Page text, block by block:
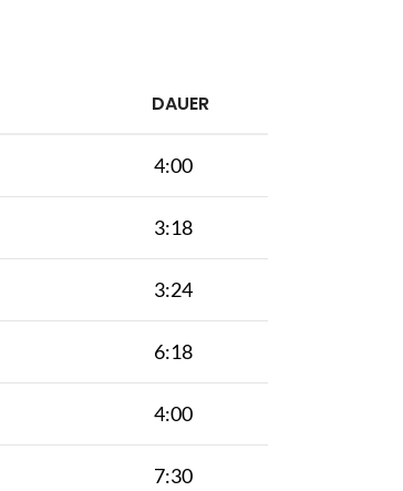
DAUER
4:00
3:18
3:24
6:18
4:00
7:30